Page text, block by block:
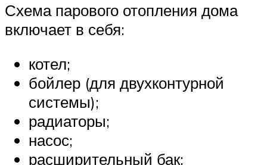
Схема парового отопления дома
включает в себя:
котел;
бойлер (для двухконтурной
системы);
радиаторы;
насос;
расширительный бак;